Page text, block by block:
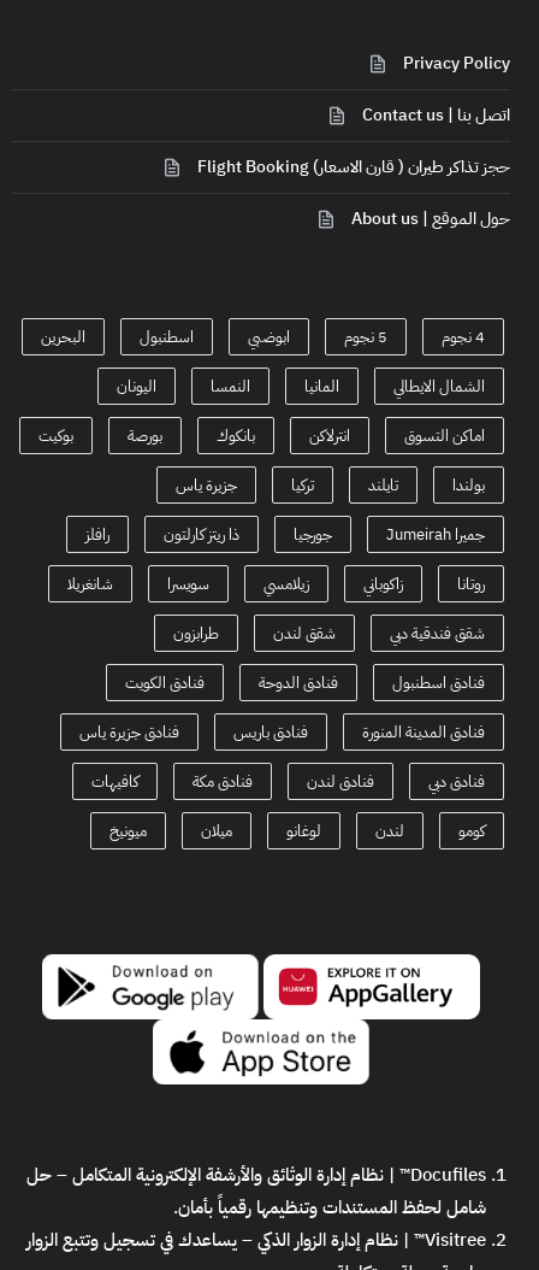
Privacy Policy
اتصل بنا | Contact us
حجز تذاكر طيران ( قارن الاسعار) Flight Booking
حول الموقع | About us
4 نجوم 5 نجوم ابوضبي اسطنبول البحرين
الشمال الايطالي المانيا النمسا اليونان
اماكن التسوق انترلاكن بانكوك بورصة بوكيت
بولندا تايلند تركيا جزيرة ياس
جميرا Jumeirah جورجيا ذا ريتز كارلتون رافلز
روتانا زاكوباني زيلامسي سويسرا شانغريلا
شقق فندقية دبي شقق لندن طرابزون
فنادق اسطنبول فنادق الدوحة فنادق الكويت
فنادق المدينة المنورة فنادق باريس فنادق جزيرة ياس
فنادق دبي فنادق لندن فنادق مكة كافيهات
كومو لندن لوغانو ميلان ميونيخ
Docufiles™ | نظام إدارة الوثائق والأرشفة الإلكترونية المتكامل
– حل
شامل لحفظ المستندات وتنظيمها رقمياً بأمان.
Visitree™ | نظام إدارة الزوار الذكي
– يساعدك في تسجيل وتتبع الزوار